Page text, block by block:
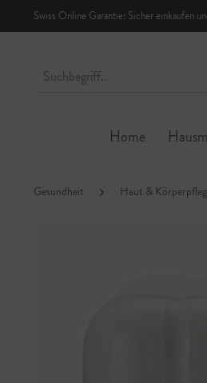
Swiss Online Garantie: Sicher einkaufen
Home
Gesundheit Haut &